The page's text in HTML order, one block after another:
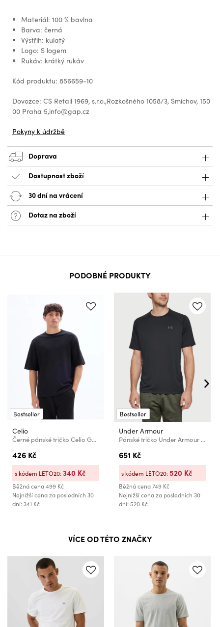
Materiál: 100 % bavlna
Barva: černá
Výstřih: kulatý
Logo: S logem
Rukáv: krátký rukáv
Kód produktu: 856659-10
Dovozce: CS Retail 1969, s.r.o.,Rozkošného 1058/3, Smíchov, 150
00 Praha 5,info@gap.cz
Pokyny k údržbě
Doprava
Dostupnost zboží
30 dní na vrácení
Dotaz na zboží
PODOBNÉ PRODUKTY
Bestseller
Celio
Černé pánské tričko Celio Gehem
426 Kč
Běžná cena499 Kč
Nejnižší cena za posledních 30
dní: 341 Kč
s kódem LETO20:340 Kč
Bestseller
Under Armour
Pánské tričko Under Armour Tech 2.0 SS Tee- BLK
651 Kč
Běžná cena749 Kč
Nejnižší cena za posledních 30
dní: 520 Kč
s kódem LETO20:520 Kč
VÍCE OD TÉTO ZNAČKY